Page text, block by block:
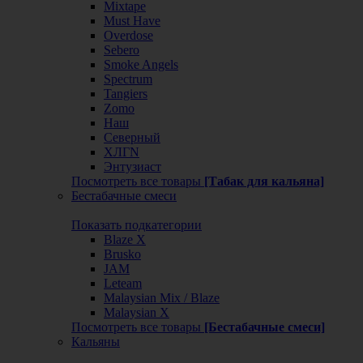
Mixtape
Must Have
Overdose
Sebero
Smoke Angels
Spectrum
Tangiers
Zomo
Наш
Северный
ХЛГN
Энтузиаст
Посмотреть все товары [Табак для кальяна]
Бестабачные смеси
Показать подкатегории
Blaze X
Brusko
JAM
Leteam
Malaysian Mix / Blaze
Malaysian X
Посмотреть все товары [Бестабачные смеси]
Кальяны